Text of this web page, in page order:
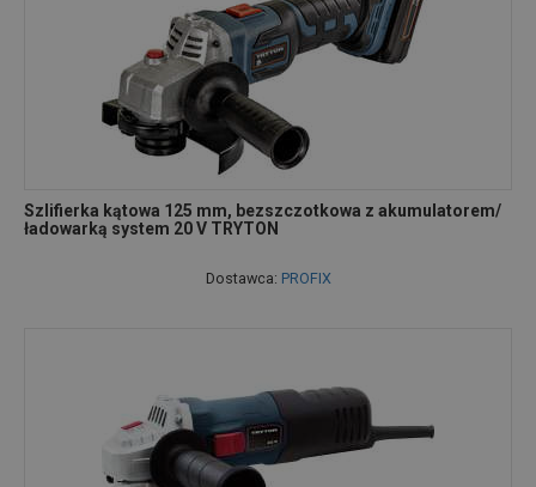
Szlifierka kątowa 125 mm, bezszczotkowa z akumulatorem/
ładowarką system 20 V TRYTON
Dostawca: PROFIX